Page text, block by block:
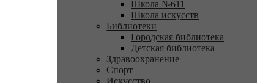
Школа №611
Школа искусств
Библиотеки
Городская библиотека
Детская библиотека
Здравоохранение
Спорт
Искусство